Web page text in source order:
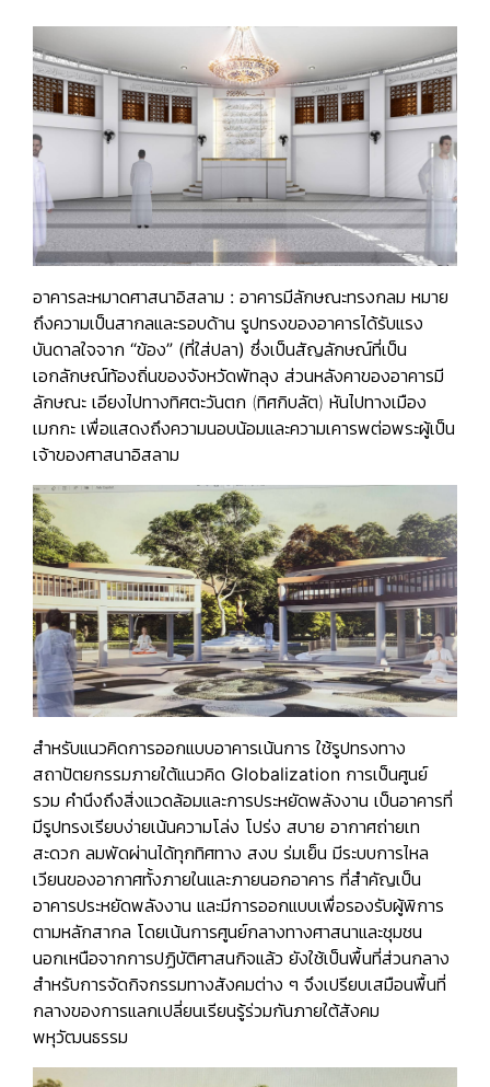
อาคารละหมาดศาสนาอิสลาม : อาคารมีลักษณะทรงกลม หมาย
ถึงความเป็นสากลและรอบด้าน รูปทรงของอาคารได้รับแรง
บันดาลใจจาก “ข้อง” (ที่ใส่ปลา) ซึ่งเป็นสัญลักษณ์ที่เป็น
เอกลักษณ์ท้องถิ่นของจังหวัดพัทลุง ส่วนหลังคาของอาคารมี
ลักษณะ เอียงไปทางทิศตะวันตก (ทิศกิบลัต) หันไปทางเมือง
เมกกะ เพื่อแสดงถึงความนอบน้อมและความเคารพต่อพระผู้เป็น
เจ้าของศาสนาอิสลาม
สำหรับแนวคิดการออกแบบอาคารเน้นการใช้รูปทรงทาง
สถาปัตยกรรมภายใต้แนวคิด Globalization การเป็นศูนย์
รวม คำนึงถึงสิ่งแวดล้อมและการประหยัดพลังงาน เป็นอาคารที่
มีรูปทรงเรียบง่ายเน้นความโล่ง โปร่ง สบาย อากาศถ่ายเท
สะดวก ลมพัดผ่านได้ทุกทิศทาง สงบ ร่มเย็น มีระบบการไหล
เวียนของอากาศทั้งภายในและภายนอกอาคาร ที่สำคัญเป็น
อาคารประหยัดพลังงาน และมีการออกแบบเพื่อรองรับผู้พิการ
ตามหลักสากล โดยเน้นการศูนย์กลางทางศาสนาและชุมชน
นอกเหนือจากการปฏิบัติศาสนกิจแล้ว ยังใช้เป็นพื้นที่ส่วนกลาง
สำหรับการจัดกิจกรรมทางสังคมต่าง ๆ จึงเปรียบเสมือนพื้นที่
กลางของการแลกเปลี่ยนเรียนรู้ร่วมกันภายใต้สังคม
พหุวัฒนธรรม